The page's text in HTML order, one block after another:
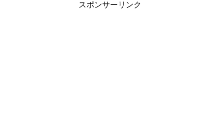
スポンサーリンク